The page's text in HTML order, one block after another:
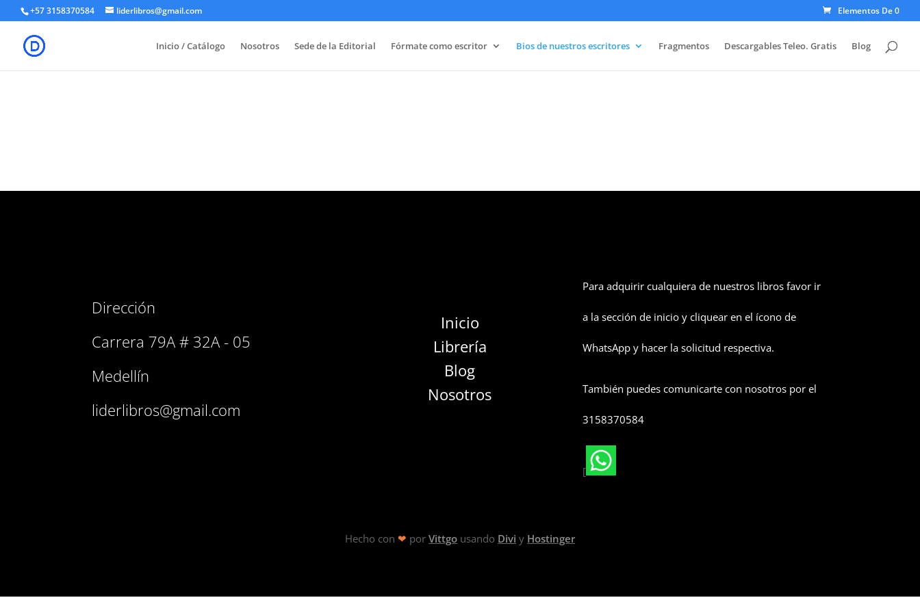
+57 3158370584 liderlibros@gmail.com Elementos De 0
Inicio / Catálogo Nosotros Sede de la Editorial Fórmate como escritor Bios de nuestros escritores Fragmentos Descargables Teleo. Gratis Blog
Dirección
Carrera 79A # 32A - 05
Medellín
liderlibros@gmail.com
Inicio
Librería
Blog
Nosotros
Para adquirir cualquiera de nuestros libros favor ir
a la sección de inicio y cliquear en el ícono de
WhatsApp y hacer la solicitud respectiva.
También puedes comunicarte con nosotros por el
3158370584
[
Hecho con ❤ por Vittgo usando Divi y Hostinger